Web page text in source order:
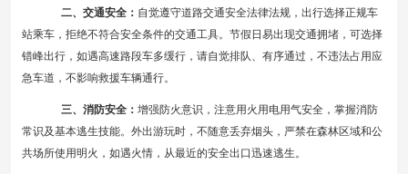
二、交通安全： 自觉遵守道路交通安全法律法规，出行选择正规车
站乘车，拒绝不符合安全条件的交通工具。节假日易出现交通拥堵，可选择
错峰出行，如遇高速路段车多缓行，请自觉排队、有序通过，不违法占用应
急车道，不影响救援车辆通行。
三、消防安全： 增强防火意识，注意用火用电用气安全，掌握消防
常识及基本逃生技能。外出游玩时，不随意丢弃烟头，严禁在森林区域和公
共场所使用明火，如遇火情，从最近的安全出口迅速逃生。